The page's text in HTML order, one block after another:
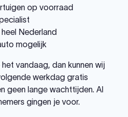
op voorraad
Nederland
mogelijk
vandaag, dan kunnen wij
werkdag gratis
geen lange wachttijden. Al
gingen je voor.